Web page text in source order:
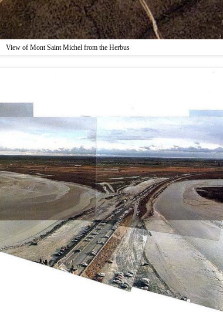
View of Mont Saint Michel from the Herbus